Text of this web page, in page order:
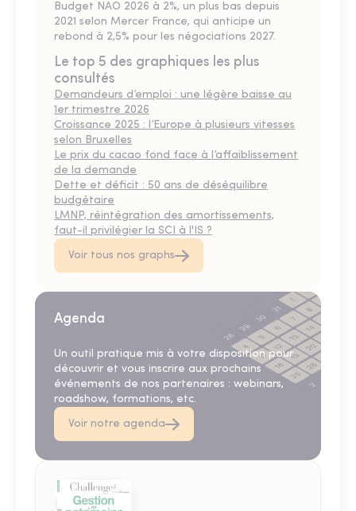
Budget NAO 2026 à 2%, un plus bas depuis
2021 selon Mercer France, qui anticipe un
rebond à 2,5% pour les négociations 2027.
Le top 5 des graphiques les plus
consultés
Demandeurs d’emploi : une légère baisse au
1er trimestre 2026
Croissance 2025 : l’Europe à plusieurs vitesses
selon Bruxelles
Le prix du cacao fond face à l’affaiblissement
de la demande
Dette et déficit : 50 ans de déséquilibre
budgétaire
LMNP, réintégration des amortissements,
faut-il privilégier la SCI à l'IS ?
Voir tous nos graphs
Agenda
Un outil pratique mis à votre disposition pour
découvrir et vous inscrire aux prochains
événements de nos partenaires : webinars,
roadshow, formations, etc.
Voir notre agenda